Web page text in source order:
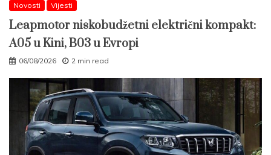
Novosti Vijesti
Leapmotor niskobudžetni električni kompakt:
A05 u Kini, B03 u Evropi
06/08/2026 2 min read